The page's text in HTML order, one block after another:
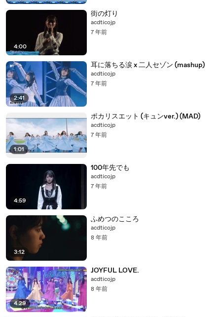
4:00
街の灯り
acdticojp
7 年前
2:41
耳に落ちる涙 x 二人セゾン (mashup)
acdticojp
7 年前
1:01
ポカリスエット (キュンver.) (MAD)
acdticojp
7 年前
4:59
100年先でも
acdticojp
7 年前
3:12
ふめつのこころ
acdticojp
8 年前
4:29
JOYFUL LOVE.
acdticojp
8 年前